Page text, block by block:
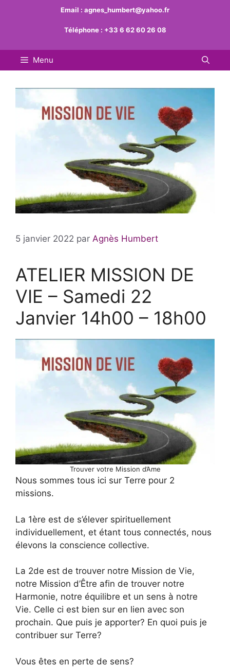
Email : agnes_humbert@yahoo.fr
Téléphone : +33 6 62 60 26 08
Menu
5 janvier 2022 par Agnès Humbert
ATELIER MISSION DE
VIE – Samedi 22
Janvier 14h00 – 18h00
Trouver votre Mission d’Ame
Nous sommes tous ici sur Terre pour 2
missions.
La 1ère est de s’élever spirituellement
individuellement, et étant tous connectés, nous
élevons la conscience collective.
La 2de est de trouver notre Mission de Vie,
notre Mission d’Être afin de trouver notre
Harmonie, notre équilibre et un sens à notre
Vie. Celle ci est bien sur en lien avec son
prochain. Que puis je apporter? En quoi puis je
contribuer sur Terre?
Vous êtes en perte de sens?